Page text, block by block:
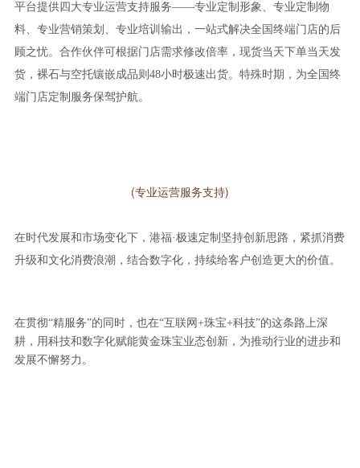
平台提供四大专业运营支持服务——专业定制形象、专业定制物
料、专业营销策划、专业培训输出，一站式解决全国终端门店的后
顾之忧。合作伙伴可根据门店需求修改倍率，现货当天下单当天发
货，裸石与空托镶嵌成品则48小时极速出货。特殊时期，为全国终
端门店定制服务保驾护航。
(专业运营服务支持)
在时代发展和市场变化下，港福·极速定制坚持创新思路，紧抓消费
升级和文化消费浪潮，结合数字化，持续给客户创造更大的价值。
在贯彻“精服务”的同时，也在“互联网+珠宝+科技”的这条路上深
耕，用科技和数字化赋能黄金珠宝业态创新，为推动行业的进步和
发展不懈努力。